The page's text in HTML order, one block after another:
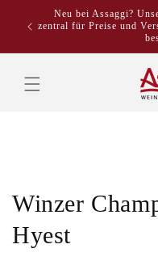
Inhalt
Neu bei Assaggi?
zentral für Preise und
K
a
Winzer
Hyest